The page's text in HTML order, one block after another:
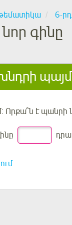
6-
գինը
Որքա՞ն է պանրի